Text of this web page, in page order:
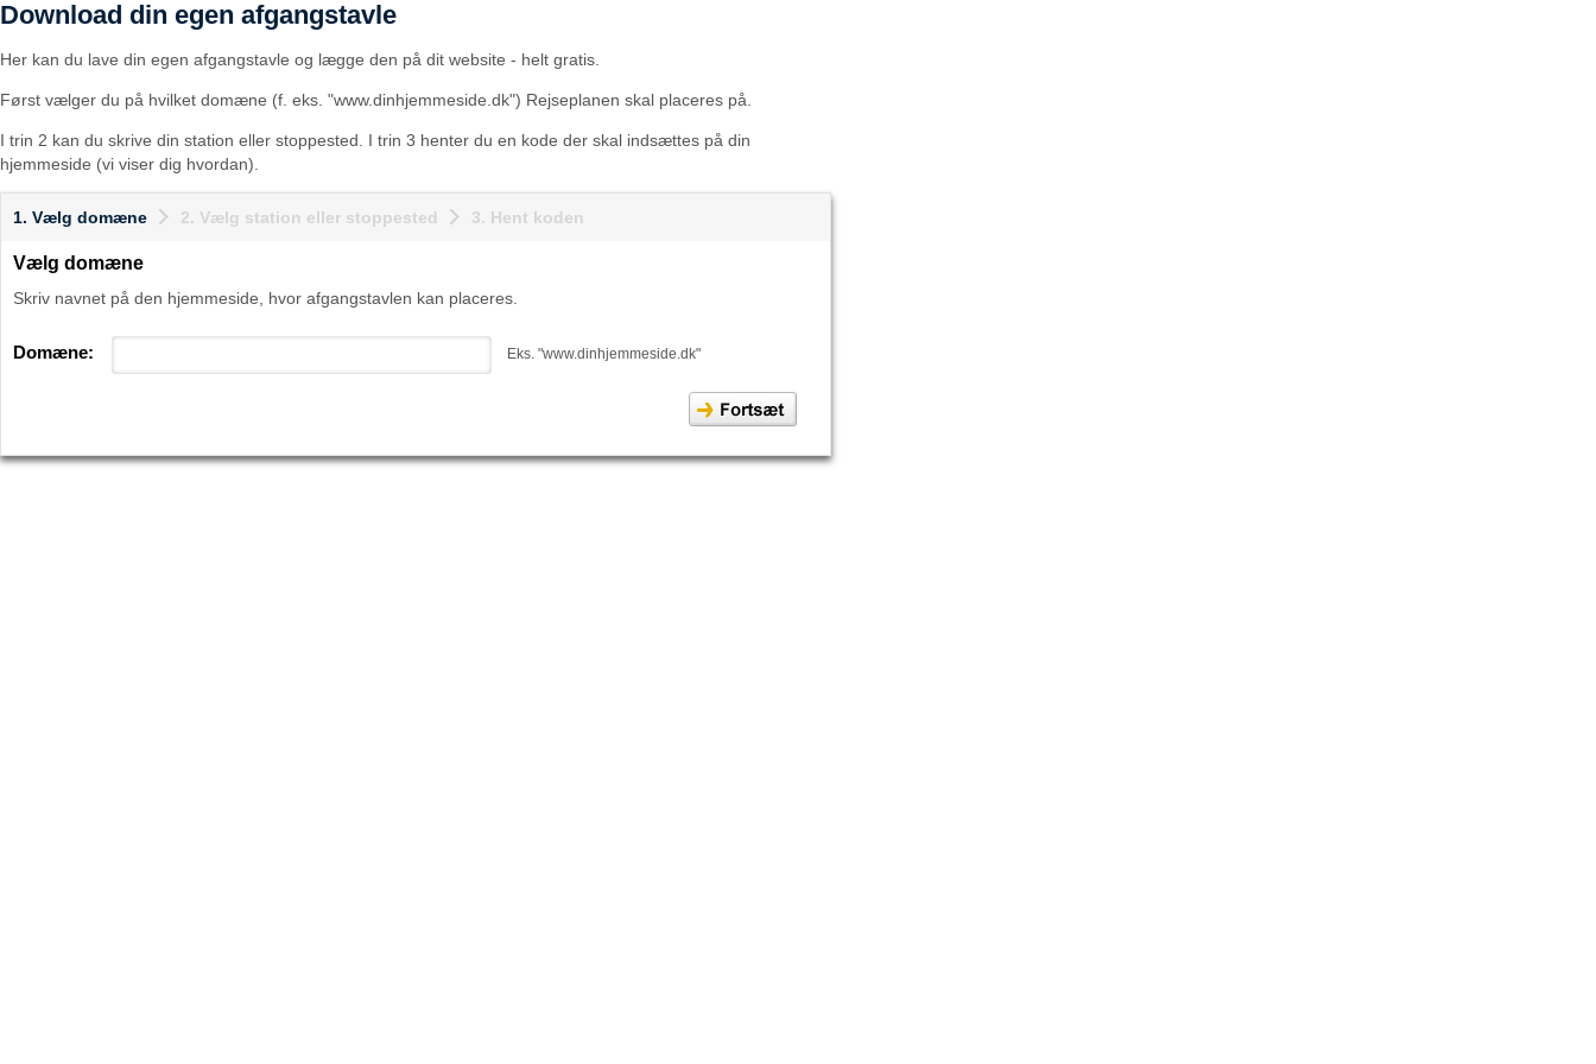
Download din egen afgangstavle
Her kan du lave din egen afgangstavle og lægge den på dit website - helt gratis.
Først vælger du på hvilket domæne (f. eks. "www.dinhjemmeside.dk") Rejseplanen skal placeres på.
I trin 2 kan du skrive din station eller stoppested. I trin 3 henter du en kode der skal indsættes på din
hjemmeside (vi viser dig hvordan).
1. Vælg domæne 2. Vælg station eller stoppested 3. Hent koden
Vælg domæne
Skriv navnet på den hjemmeside, hvor afgangstavlen kan placeres.
Domæne: Eks. "www.dinhjemmeside.dk"